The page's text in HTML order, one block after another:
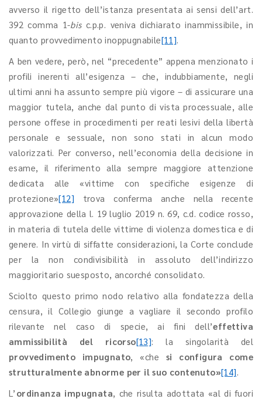
avverso il rigetto dell’istanza presentata ai sensi dell’art.
392 comma 1-bisc.p.p. veniva dichiarato inammissibile, in
quanto provvedimento inoppugnabile[11].
A ben vedere, però, nel “precedente” appena menzionato i
profili inerenti all’esigenza – che, indubbiamente, negli
ultimi anni ha assunto sempre più vigore – di assicurare una
maggior tutela, anche dal punto di vista processuale, alle
persone offese in procedimenti per reati lesivi della libertà
personale e sessuale, non sono stati in alcun modo
valorizzati. Per converso, nell’economia della decisione in
esame, il riferimento alla sempre maggiore attenzione
dedicata alle «vittime con specifiche esigenze di
protezione»[12] trova conferma anche nella recente
approvazione della l. 19 luglio 2019 n. 69, c.d. codice rosso,
in materia di tutela delle vittime di violenza domestica e di
genere. In virtù di siffatte considerazioni, la Corte conclude
per la non condivisibilità in assoluto dell’indirizzo
maggioritario suesposto, ancorché consolidato.
Sciolto questo primo nodo relativo alla fondatezza della
censura, il Collegio giunge a vagliare il secondo profilo
rilevante nel caso di specie, ai fini dell’effettiva
ammissibilità del ricorso[13]: la singolarità del
provvedimento impugnato, «che si configura come
strutturalmente abnorme per il suo contenuto»[14].
L’ ordinanza impugnata, che risulta adottata «al di fuori